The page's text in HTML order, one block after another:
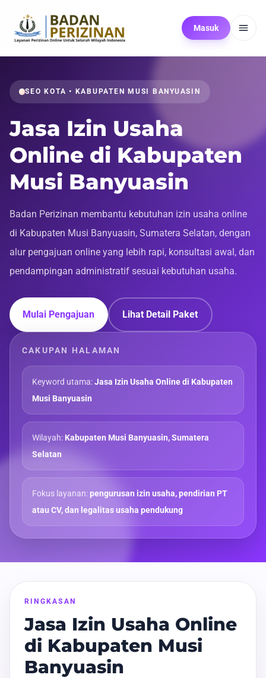
Masuk
SEO KOTA • KABUPATEN MUSI BANYUASIN
Jasa Izin Usaha
Online di Kabupaten
Musi Banyuasin
Badan Perizinan membantu kebutuhan izin usaha online
di Kabupaten Musi Banyuasin, Sumatera Selatan, dengan
alur pengajuan online yang lebih rapi, konsultasi awal, dan
pendampingan administratif sesuai kebutuhan usaha.
Mulai Pengajuan Lihat Detail Paket
CAKUPAN HALAMAN
Keyword utama:Jasa Izin Usaha Online di Kabupaten
Musi Banyuasin
Wilayah: Kabupaten Musi Banyuasin, Sumatera
Selatan
Fokus layanan:pengurusan izin usaha, pendirian PT
atau CV, dan legalitas usaha pendukung
RINGKASAN
Jasa Izin Usaha Online
di Kabupaten Musi
Banyuasin